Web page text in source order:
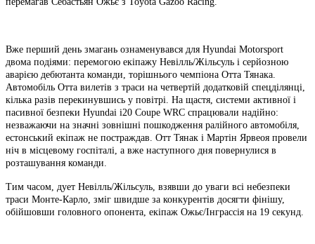
Вже перший день змагань ознаменувався для Hyundai Motorsport
двома подіями: перемогою екіпажу Невілль/Жільсуль і серйозною
аварією дебютанта команди, торішнього чемпіона Отта Тянака.
Автомобіль Отта вилетів з траси на четвертій додатковій спецділянці,
кілька разів перекинувшись у повітрі. На щастя, системи активної і
пасивної безпеки Hyundai i20 Coupe WRC спрацювали надійно:
незважаючи на значні зовнішні пошкодження ралійного автомобіля,
естонський екіпаж не постраждав. Отт Тянак і Мартін Ярвеоя провели
ніч в місцевому госпіталі, а вже наступного дня повернулися в
розташування команди.
Тим часом, дует Невілль/Жільсуль, взявши до уваги всі небезпеки
траси Монте-Карло, зміг швидше за конкурентів досягти фінішу,
обійшовши головного опонента, екіпаж Ожьє/Інграссія на 19 секунд.